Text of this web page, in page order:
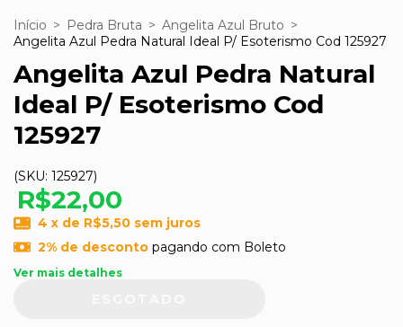
Início > Pedra Bruta > Angelita Azul Bruto >
Angelita Azul Pedra Natural Ideal P/ Esoterismo Cod 125927
Angelita Azul Pedra Natural
Ideal P/ Esoterismo Cod
125927
(SKU: 125927)
R$22,00
4 x de R$5,50 sem juros
2% de descontopagando com Boleto
Ver mais detalhes